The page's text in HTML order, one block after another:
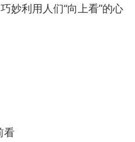
妙利用人们“向上看”的心
看